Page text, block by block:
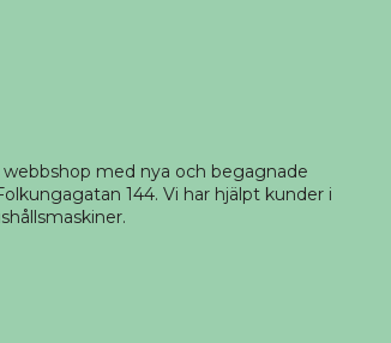
med nya och begagnade
144. Vi har hjälpt kunder i